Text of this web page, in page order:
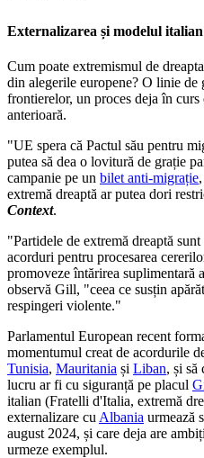
Externalizarea și modelul italian
Cum poate extremismul de
din alegerile europene? O linie de
frontierelor, un proces deja în curs
anterioară.
"UE spera că Pactul său pentru
putea să dea o lovitură de grație
campanie pe un bilet anti-migrație
extremă dreaptă ar putea dori
Context.
"Partidele de extremă dreaptă
acorduri pentru procesarea
promoveze întărirea
observă Gill, "ceea ce susțin
respingeri violente."
Parlamentul European recent
momentumul creat de acordurile
Tunisia, Mauritania și Liban, și să
lucru ar fi cu siguranță pe placul
italian (Fratelli d'Italia, extremă
externalizare cu Albania urmează
august 2024, și care deja are
urmeze exemplul.